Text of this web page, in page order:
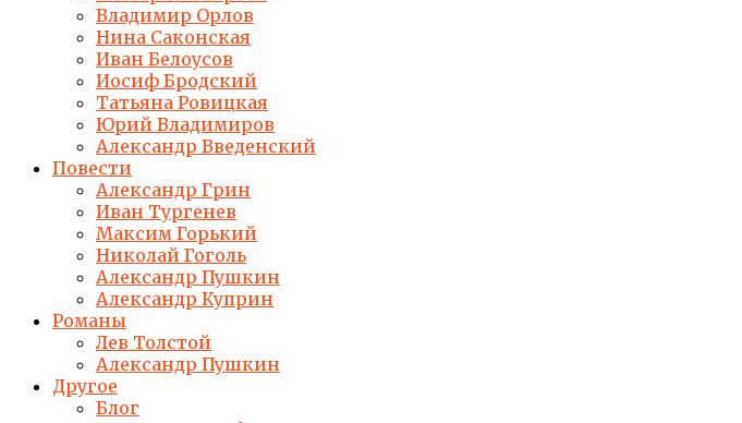
Владимир Орлов
Нина Саконская
Иван Белоусов
Иосиф Бродский
Татьяна Ровицкая
Юрий Владимиров
Александр Введенский
Повести
Александр Грин
Иван Тургенев
Максим Горький
Николай Гоголь
Александр Пушкин
Александр Куприн
Романы
Лев Толстой
Александр Пушкин
Другое
Блог